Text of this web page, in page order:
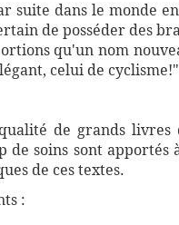
suite dans le monde
de posséder des
qu'un nom
celui de cyclisme!"
de grands
soins sont
de ces textes.
: